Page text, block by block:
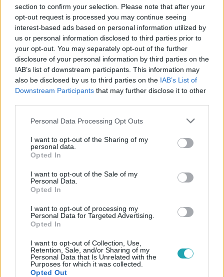
section to confirm your selection. Please note that after your
opt-out request is processed you may continue seeing
interest-based ads based on personal information utilized by
us or personal information disclosed to third parties prior to
your opt-out. You may separately opt-out of the further
disclosure of your personal information by third parties on the
IAB’s list of downstream participants. This information may
also be disclosed by us to third parties on the IAB’s List of
Downstream Participants that may further disclose it to other
Please note that this website/app uses one or more Google
not limited to your visit or usage behaviour. You may click to
grant or deny consent to Google and its third-party tags to
use your data for below specified purposes in below Google
consent section.
Personal Data Processing Opt Outs
I want to opt-out of the Sharing of my
personal data.
Opted In
I want to opt-out of the Sale of my
Personal Data.
Opted In
I want to opt-out of processing my
Personal Data for Targeted Advertising.
Opted In
I want to opt-out of Collection, Use,
Retention, Sale, and/or Sharing of my
Personal Data that Is Unrelated with the
Purposes for which it was collected.
Opted Out
#A KONYHAFŐNÖK VIP #EXTRA VIDEÓK # 6. ÉVAD
RÁBA TIMI #MURI ENIKŐ #PIROS CSAPAT
GYENESEI LEILA
Népszerű
6:30